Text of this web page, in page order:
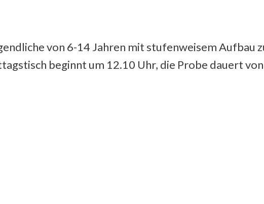
von 6-14 Jahren mit stufenweisem Aufbau
beginnt um 12.10 Uhr, die Probe dauert